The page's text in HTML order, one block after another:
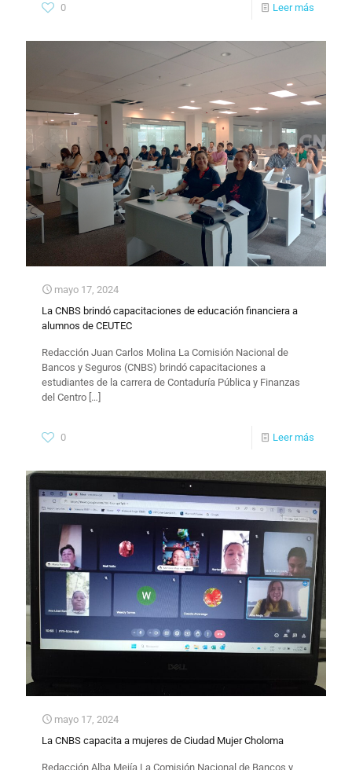
0 Leer más
mayo 17, 2024
La CNBS brindó capacitaciones de educación financiera a
alumnos de CEUTEC
​Redacción Juan Carlos Molina La Comisión Nacional de
Bancos y Seguros (CNBS) brindó capacitaciones a
estudiantes de la carrera de Contaduría Pública y Finanzas
del Centro […]
0 Leer más
mayo 17, 2024
La CNBS capacita a mujeres de Ciudad Mujer Choloma
Redacción Alba Mejía La Comisión Nacional de Bancos y